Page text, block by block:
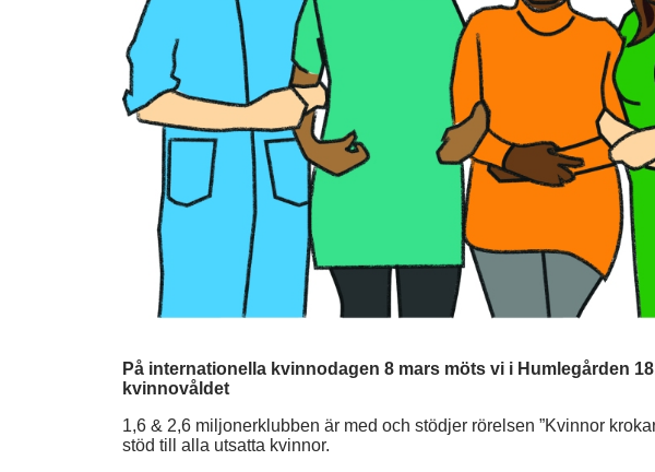
På internationella kvinnodagen 8 mars möts vi i Humlegården
kvinnovåldet
1,6 & 2,6 miljonerklubben är med och stödjer rörelsen ”Kvinnor
stöd till alla utsatta kvinnor.